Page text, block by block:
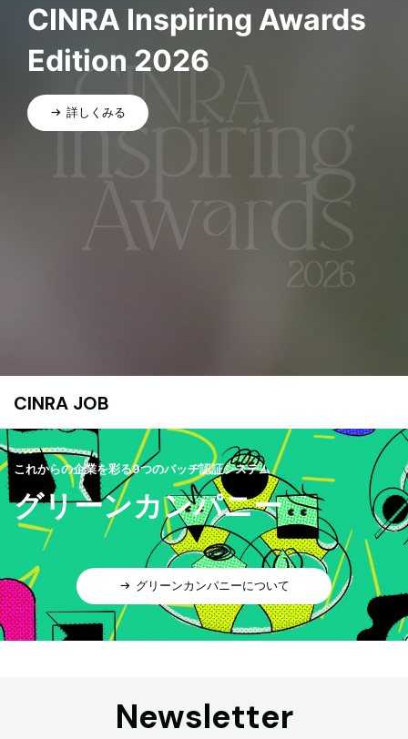
CINRA Inspiring Awards
Edition 2026
詳しくみる
CINRA JOB
これからの企業を彩る9つのバッヂ認証システム
グリーンカンパニー
グリーンカンパニーについて
Newsletter